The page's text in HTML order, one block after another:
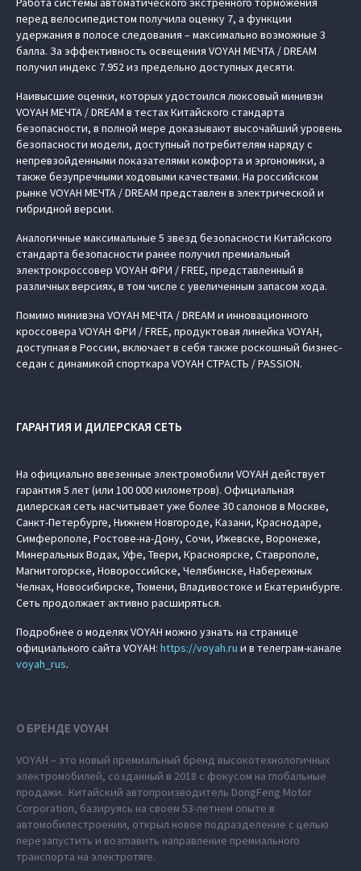
перед велосипедистом получила оценку 7, а функции
удержания в полосе следования – максимально возможные 3
балла. За эффективность освещения VOYAH МЕЧТА / DREAM
получил индекс 7.952 из предельно доступных десяти.
Наивысшие оценки, которых удостоился люксовый минивэн
VOYAH МЕЧТА / DREAM в тестах Китайского стандарта
безопасности, в полной мере доказывают высочайший уровень
безопасности модели, доступный потребителям наряду с
непревзойденными показателями комфорта и эргономики, а
также безупречными ходовыми качествами. На российском
рынке VOYAH МЕЧТА / DREAM представлен в электрической и
гибридной версии.
Аналогичные максимальные 5 звезд безопасности Китайского
стандарта безопасности ранее получил премиальный
электрокроссовер VOYAH ФРИ / FREE, представленный в
различных версиях, в том числе с увеличенным запасом хода.
Помимо минивэна VOYAH МЕЧТА / DREAM и инновационного
кроссовера VOYAH ФРИ / FREE, продуктовая линейка VOYAH,
доступная в России, включает в себя также роскошный бизнес-
седан с динамикой спорткара VOYAH СТРАСТЬ / PASSION.
ГАРАНТИЯ И ДИЛЕРСКАЯ СЕТЬ
На официально ввезенные электромобили VOYAH действует
гарантия 5 лет (или 100 000 километров). Официальная
дилерская сеть насчитывает уже более 30 салонов в Москве,
Санкт-Петербурге, Нижнем Новгороде, Казани, Краснодаре,
Симферополе, Ростове-на-Дону, Сочи, Ижевске, Воронеже,
Минеральных Водах, Уфе, Твери, Красноярске, Ставрополе,
Магнитогорске, Новороссийске, Челябинске, Набережных
Челнах, Новосибирске, Тюмени, Владивостоке и Екатеринбурге.
Сеть продолжает активно расширяться.
Подробнее о моделях VOYAH можно узнать на странице
официального сайта VOYAH: https://voyah.ru и в телеграм-канале
voyah_rus.
О БРЕНДЕ VOYAH
VOYAH – это новый премиальный бренд высокотехнологичных
электромобилей, созданный в 2018 с фокусом на глобальные
продажи. Китайский автопроизводитель DongFeng Motor
Corporation, базируясь на своем 53-летнем опыте в
автомобилестроении, открыл новое подразделение с целью
перезапустить и возглавить направление премиального
транспорта на электротяге.